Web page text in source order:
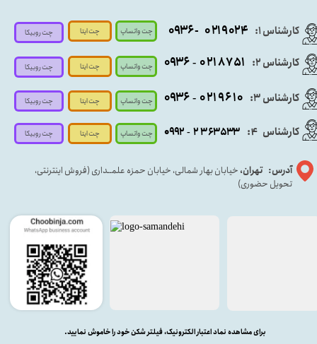
کارشناس ۱: ۰۲۱۹۰۲۴ - ۰۹۳۶
آدرس: تهران، خیابان بهار شمالی، خیابان حمزه علمــداری (فروش اینترنتی،
تحویل حضوری)
کارشناس ۳: ۰۲۱۹۶۱۰ -۰۹۳۶
برای مشاهده نماد اعتبار الکترونیک، فیلتر شکن خود را خاموش نمایید.
کارشناس ۲: ۰۲۱۸۷۵۱ - ۰۹۳۶
کارشناس 4
: ۲۳۶۳۵۳۳ - ۰۹۹۲
چت واتساپ
چت واتساپ
چت واتساپ
چت واتساپ
چت ایتا
چت ایتا
چت ایتا
چت ایتا
چت روبیکا
چت روبیکا
چت روبیکا
چت روبیکا